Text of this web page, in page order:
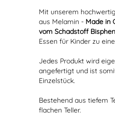
Mit unserem
aus Melamin - Made in
vom Schadstoff
Essen für Kinder zu
Jedes Produkt wird
angefertigt und ist
Einzelstück.
Bestehend aus tiefem
flachen Teller.